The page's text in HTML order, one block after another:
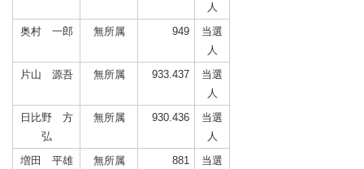
人
奥村 一郎
無所属 949
当選
人
片山 源吾
無所属 933.437
当選
人
日比野 方
弘
無所属 930.436
当選
人
増田 平雄
無所属 881 当選